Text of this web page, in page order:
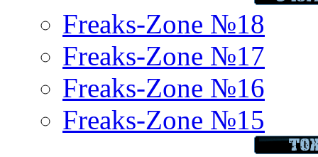
Freaks-Zone №18
Freaks-Zone №17
Freaks-Zone №16
Freaks-Zone №15